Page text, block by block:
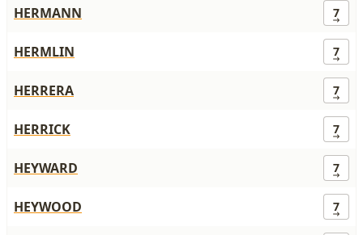
HERMANN 7
HERMLIN 7
HERRERA 7
HERRICK 7
HEYWARD 7
HEYWOOD 7